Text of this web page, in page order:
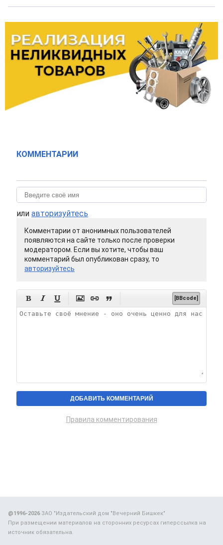
КОММЕНТАРИИ
или авторизуйтесь
Комментарии от анонимных пользователей
появляются на сайте только после проверки
модератором. Если вы хотите, чтобы ваш
комментарий был опубликован сразу, то
авторизуйтесь
      [BBcode]
Правила комментирования
@1996-2026ЗАО "Издательский дом "Вечерний Бишкек"
При размещении материалов на сторонних ресурсах гиперссылка на
источник обязательна.